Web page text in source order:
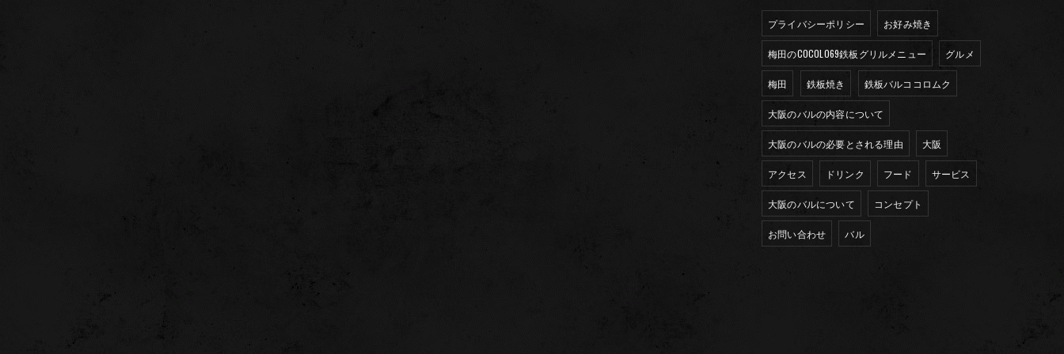
プライバシーポリシー お好み焼き
梅田のCOCOLO69鉄板グリルメニュー グルメ
梅田 鉄板焼き 鉄板バルココロムク
大阪のバルの内容について
大阪のバルの必要とされる理由 大阪
アクセス ドリンク フード サービス
大阪のバルについて コンセプト
お問い合わせ バル